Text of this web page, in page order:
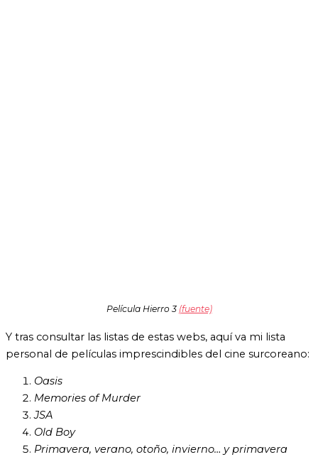
Película Hierro 3 (fuente)
Y tras consultar las listas de estas webs, aquí va mi lista
personal de películas imprescindibles del cine surcoreano:
Oasis
Memories of Murder
JSA
Old Boy
Primavera, verano, otoño, invierno… y primavera